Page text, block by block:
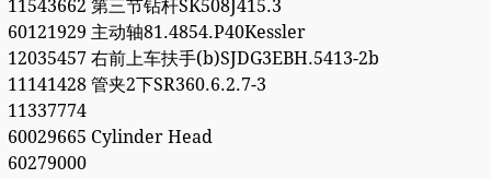
11543662 第三节钻杆SK508J415.3
60121929 主动轴81.4854.P40Kessler
12035457 右前上车扶手(b)SJDG3EBH.5413-2b
11141428 管夹2下SR360.6.2.7-3
11337774
60029665 Cylinder Head
60279000